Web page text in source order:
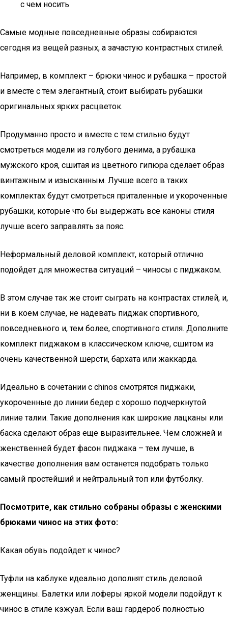
с чем носить
Самые модные повседневные образы собираются
сегодня из вещей разных, а зачастую контрастных стилей.
Например, в комплект – брюки чинос и рубашка – простой
и вместе с тем элегантный, стоит выбирать рубашки
оригинальных ярких расцветок.
Продуманно просто и вместе с тем стильно будут
смотреться модели из голубого денима, а рубашка
мужского кроя, сшитая из цветного гипюра сделает образ
винтажным и изысканным. Лучше всего в таких
комплектах будут смотреться приталенные и укороченные
рубашки, которые что бы выдержать все каноны стиля
лучше всего заправлять за пояс.
Неформальный деловой комплект, который отлично
подойдет для множества ситуаций – чиносы с пиджаком.
В этом случае так же стоит сыграть на контрастах стилей, и,
ни в коем случае, не надевать пиджак спортивного,
повседневного и, тем более, спортивного стиля. Дополните
комплект пиджаком в классическом ключе, сшитом из
очень качественной шерсти, бархата или жаккарда.
Идеально в сочетании с сhinos смотрятся пиджаки,
укороченные до линии бедер с хорошо подчеркнутой
линие талии. Такие дополнения как широкие лацканы или
баска сделают образ еще выразительнее. Чем сложней и
женственней будет фасон пиджака – тем лучше, в
качестве дополнения вам останется подобрать только
самый простейший и нейтральный топ или футболку.
Посмотрите, как стильно собраны образы с женскими
брюками чинос на этих фото:
Какая обувь подойдет к чинос?
Туфли на каблуке идеально дополнят стиль деловой
женщины. Балетки или лоферы яркой модели подойдут к
чинос в стиле кэжуал. Если ваш гардероб полностью